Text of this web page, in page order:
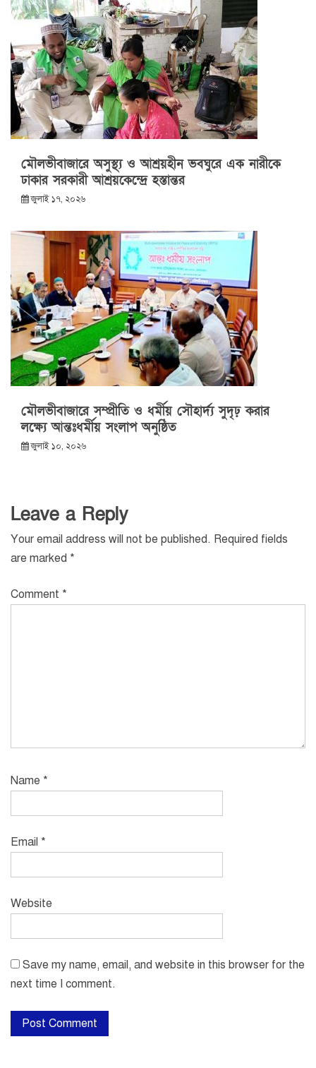
মৌলভীবাজারে অসুস্থ্য ও আশ্রয়হীন ভবঘুরে এক নারীকে
ঢাকার সরকারী আশ্রয়কেন্দ্রে হস্তান্তর
জুলাই ১৭, ২০২৬
মৌলভীবাজারে সম্প্রীতি ও ধর্মীয় সৌহার্দ্য সুদৃঢ় করার
লক্ষ্যে আন্তঃধর্মীয় সংলাপ অনুষ্ঠিত
জুলাই ১০, ২০২৬
Leave a Reply
Your email address will not be published. Required fields
are marked *
Comment *
Name *
Email *
Website
Save my name, email, and website in this browser for the
next time I comment.